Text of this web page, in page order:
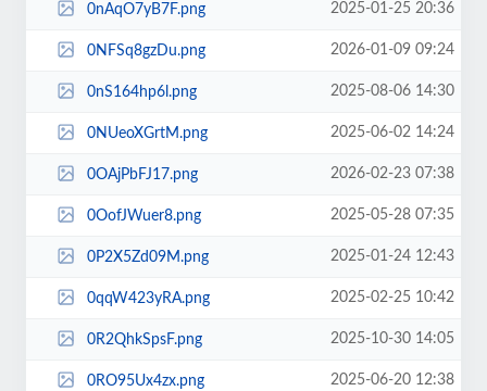
0nAqO7yB7F.png 2025-01-25 20:36
0NFSq8gzDu.png 2026-01-09 09:24
0nS164hp6l.png 2025-08-06 14:30
0NUeoXGrtM.png 2025-06-02 14:24
0OAjPbFJ17.png 2026-02-23 07:38
0OofJWuer8.png 2025-05-28 07:35
0P2X5Zd09M.png 2025-01-24 12:43
0qqW423yRA.png 2025-02-25 10:42
0R2QhkSpsF.png 2025-10-30 14:05
0RO95Ux4zx.png 2025-06-20 12:38